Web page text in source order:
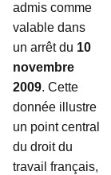
admis comme
valable dans
un arrêt du 10
novembre
2009. Cette
donnée illustre
un point central
du droit du
travail français,